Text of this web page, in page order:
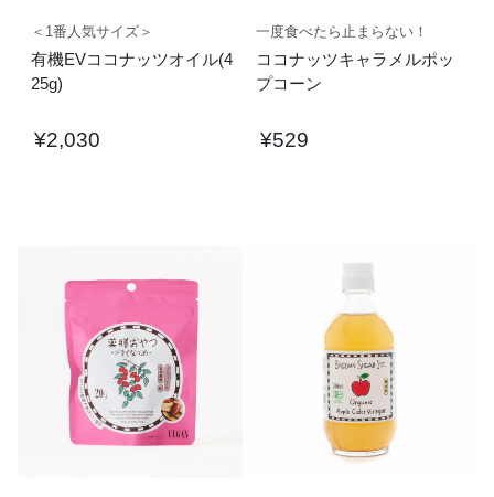
＜1番人気サイズ＞
有機EVココナッツオイル(4
25g)
¥2,030
一度食べたら止まらない！
ココナッツキャラメルポッ
プコーン
¥529